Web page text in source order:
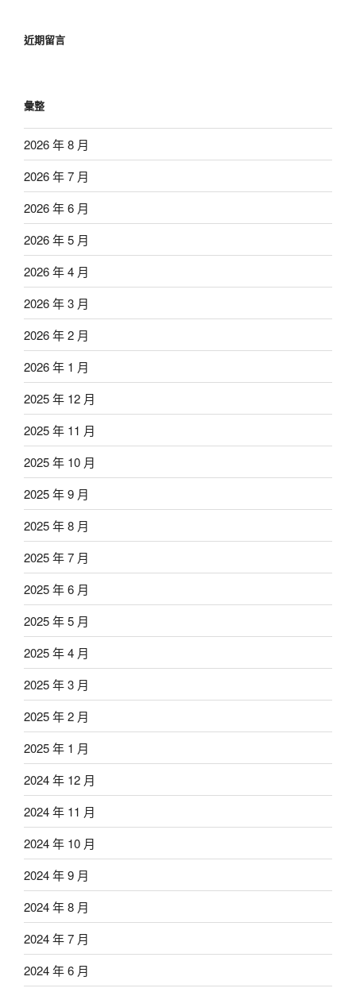
近期留言
彙整
2026 年 8 月
2026 年 7 月
2026 年 6 月
2026 年 5 月
2026 年 4 月
2026 年 3 月
2026 年 2 月
2026 年 1 月
2025 年 12 月
2025 年 11 月
2025 年 10 月
2025 年 9 月
2025 年 8 月
2025 年 7 月
2025 年 6 月
2025 年 5 月
2025 年 4 月
2025 年 3 月
2025 年 2 月
2025 年 1 月
2024 年 12 月
2024 年 11 月
2024 年 10 月
2024 年 9 月
2024 年 8 月
2024 年 7 月
2024 年 6 月